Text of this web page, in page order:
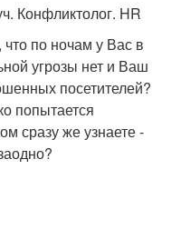
Конфликтолог. HR
по ночам у Вас в
угрозы нет и Ваш
посетителей?
попытается
сразу же узнаете -